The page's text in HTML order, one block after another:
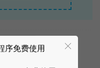
网站维护
序免费使用